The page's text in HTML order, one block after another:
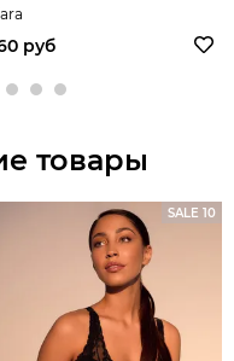
руб
товары
SALE 10